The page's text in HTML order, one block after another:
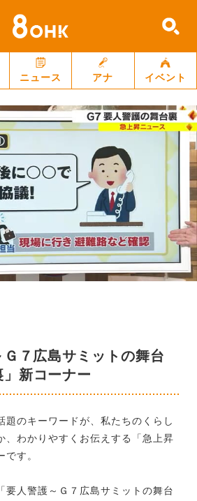
ニュース アナ イベント
Ｇ７広島サミットの舞台
」新コーナー
題のキーワードが、私たちのくらし
、わかりやすくお伝えする「急上昇
す。
要人警護～Ｇ７広島サミットの舞台